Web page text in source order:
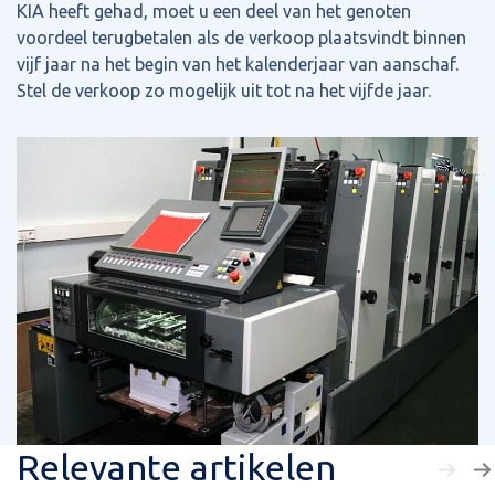
KIA heeft gehad, moet u een deel van het genoten
voordeel terugbetalen als de verkoop plaatsvindt binnen
vijf jaar na het begin van het kalenderjaar van aanschaf.
Stel de verkoop zo mogelijk uit tot na het vijfde jaar.
Relevante artikelen